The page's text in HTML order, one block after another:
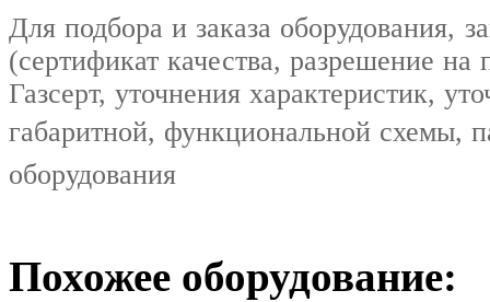
Для подбора и заказа оборудования,
(сертификат качества, разрешение
Газсерт, уточнения характеристик,
габаритной, функциональной схемы,
оборудования
Похожее оборудование: